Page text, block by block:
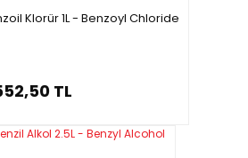
Klorür 1L - Benzoyl Chloride
TL